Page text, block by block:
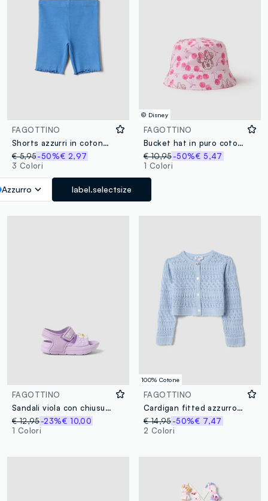
FAGOTTINO
Shorts azzurri in cotone elasticizzato a costine da bimba regular fit
€ 5,95-50%€ 2,97
3 Colori
Azzurro label.selectsize
© Disney
FAGOTTINO
Bucket hat in puro cotone rosa da bimba con Minnie e ciliegie
€ 10,95 -50%€ 5,47
1 Colori
FAGOTTINO
Sandali viola con chiusura a strappo e fiore applicato
€ 12,95-23%€ 10,00
1 Colori
100% Cotone
FAGOTTINO
Cardigan fitted azzurro in puro cotone da bimba lavorato a maglia
€ 14,95 -50%€ 7,47
2 Colori